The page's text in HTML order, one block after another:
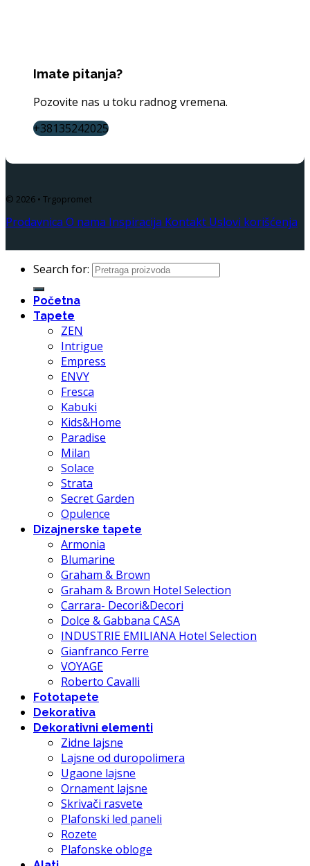
Imate pitanja?
Pozovite nas u toku radnog vremena.
+38135242025
© 2026 • Trgopromet
Prodavnica O nama Inspiracija Kontakt Uslovi korišćenja
Search for:
Početna
Tapete
ZEN
Intrigue
Empress
ENVY
Fresca
Kabuki
Kids&Home
Paradise
Milan
Solace
Strata
Secret Garden
Opulence
Dizajnerske tapete
Armonia
Blumarine
Graham & Brown
Graham & Brown Hotel Selection
Carrara- Decori&Decori
Dolce & Gabbana CASA
INDUSTRIE EMILIANA Hotel Selection
Gianfranco Ferre
VOYAGE
Roberto Cavalli
Fototapete
Dekorativa
Dekorativni elementi
Zidne lajsne
Lajsne od duropolimera
Ugaone lajsne
Ornament lajsne
Skrivači rasvete
Plafonski led paneli
Rozete
Plafonske obloge